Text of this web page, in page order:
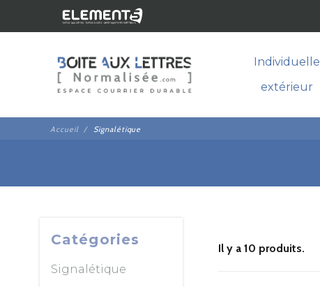
Individuelle
extérieur
Accueil Signalétique
Catégories
Signalétique
Il y a 10 produits.